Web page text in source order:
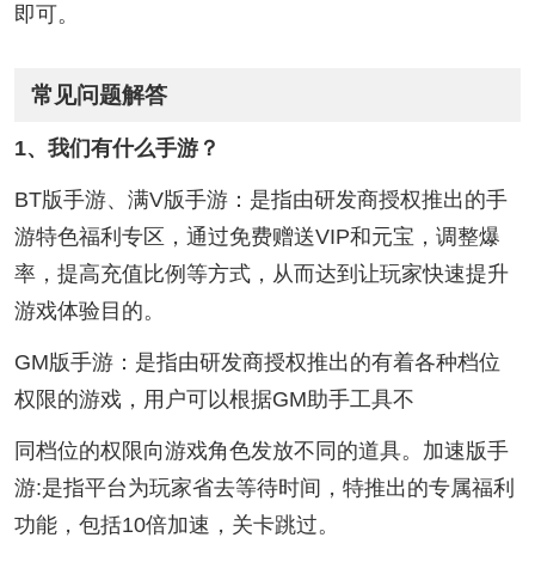
即可。
常见问题解答
1、我们有什么手游？
BT版手游、满V版手游：是指由研发商授权推出的手
游特色福利专区，通过免费赠送VIP和元宝，调整爆
率，提高充值比例等方式，从而达到让玩家快速提升
游戏体验目的。
GM版手游：是指由研发商授权推出的有着各种档位
权限的游戏，用户可以根据GM助手工具不
同档位的权限向游戏角色发放不同的道具。加速版手
游:是指平台为玩家省去等待时间，特推出的专属福利
功能，包括10倍加速，关卡跳过。